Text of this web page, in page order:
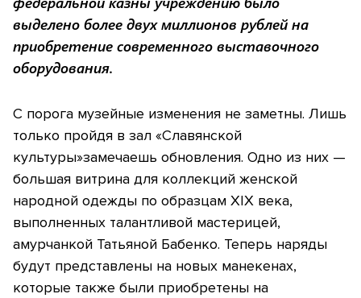
выделено более двух миллионов рублей на
приобретение современного выставочного
оборудования.
С порога музейные изменения не заметны. Лишь
только пройдя в зал «Славянской
культуры»замечаешь обновления. Одно из них —
большая витрина для коллекций женской
народной одежды по образцам XIX века,
выполненных талантливой мастерицей,
амурчанкой Татьяной Бабенко. Теперь наряды
будут представлены на новых манекенах,
которые также были приобретены на